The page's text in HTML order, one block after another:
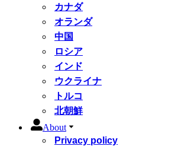
カナダ
オランダ
中国
ロシア
インド
ウクライナ
トルコ
北朝鮮
About
Privacy policy